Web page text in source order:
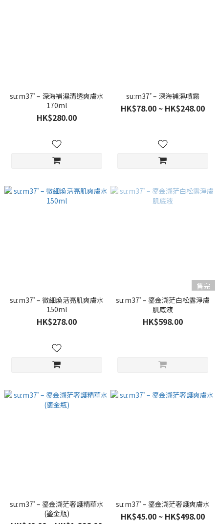
su:m37˚ – 深海補濕清透爽膚水
170ml
HK$280.00
su:m37˚ – 深海補濕噴霧
HK$78.00 ~ HK$248.00
su:m37˚ – 微細煥活亮肌爽膚水
150ml
HK$278.00
售完
su:m37˚ – 鎏金溯茫白松露淨膚
肌底液
HK$598.00
su:m37˚ – 鎏金溯茫奢護精華水
(鎏金瓶)
su:m37˚ – 鎏金溯茫奢護爽膚水
HK$45.00 ~ HK$498.00